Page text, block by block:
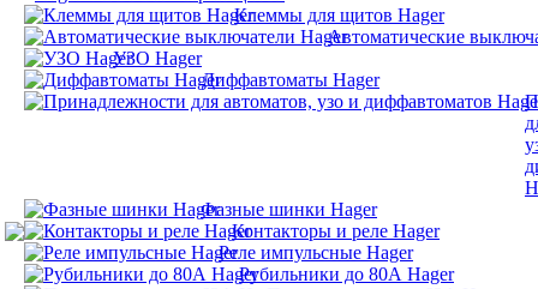
Клеммы для щитов Hager
Автоматические
УЗО Hager
Диффавтоматы Hager
Фазные шинки Hager
Контакторы и реле Hager
Реле импульсные Hager
Рубильники до 80А Hager